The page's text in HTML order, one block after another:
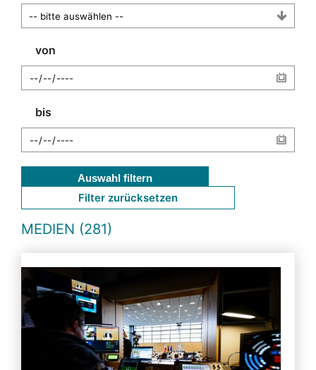
von
bis
Auswahl filtern
Filter zurücksetzen
MEDIEN (281)